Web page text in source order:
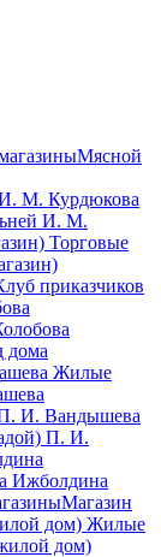
Мясной
И. М.
Торговые
приказчиков
дома
Жилые
П. И.
Ижболдина
Магазин
Жилые
дом)